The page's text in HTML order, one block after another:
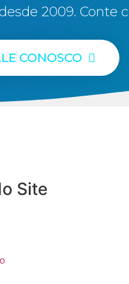
2009. Conte
CONOSCO
Site